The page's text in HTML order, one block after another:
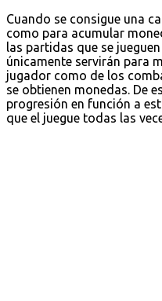
Cuando se consigue una
como para acumular
las partidas que se
únicamente servirán para
jugador como de los
se obtienen monedas. De
progresión en función a
que el juegue todas las